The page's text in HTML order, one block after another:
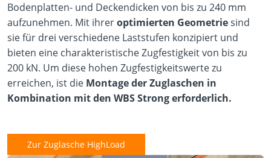
Bodenplatten- und Deckendicken von bis zu 240 mm
aufzunehmen. Mit ihreroptimierten Geometriesind
sie für drei verschiedene Laststufen konzipiert und
bieten eine charakteristische Zugfestigkeit von bis zu
200 kN. Um diese hohen Zugfestigkeitswerte zu
erreichen, ist die Montage der Zuglaschen in
Kombination mit den WBS Strong erforderlich.
Zur Zuglasche HighLoad